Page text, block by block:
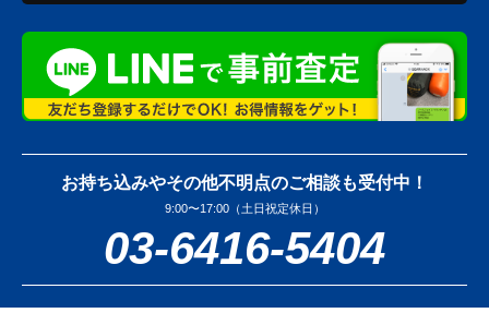
お持ち込みやその他不明点のご相談も受付中！
9:00〜17:00（土日祝定休日）
03-6416-5404